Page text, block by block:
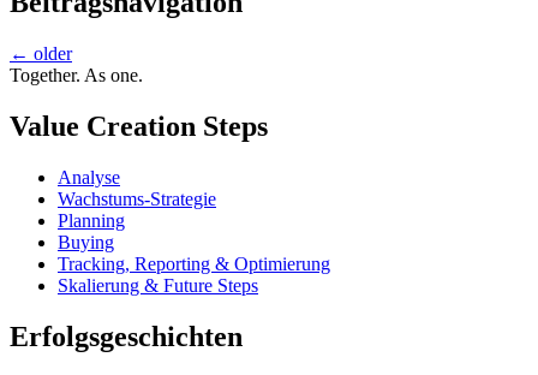
← older
Together. As one.
Value Creation Steps
Analyse
Wachstums-Strategie
Planning
Buying
Tracking, Reporting & Optimierung
Skalierung & Future Steps
Erfolgsgeschichten